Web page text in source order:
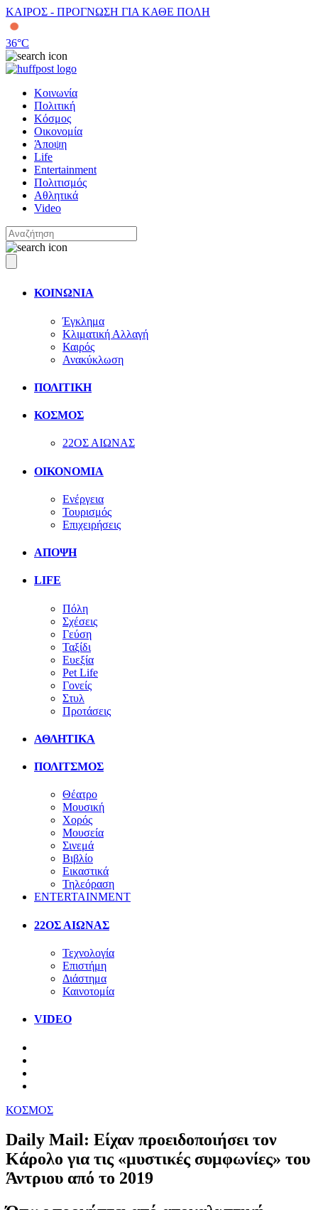
ΚΑΙΡΟΣ - ΠΡΟΓΝΩΣΗ ΓΙΑ ΚΑΘΕ ΠΟΛΗ
36°C
Κοινωνία
Πολιτική
Κόσμος
Οικονομία
Άποψη
Life
Entertainment
Πολιτισμός
Αθλητικά
Video
ΚΟΙΝΩΝΙΑ
Έγκλημα
Κλιματική Αλλαγή
Καιρός
Ανακύκλωση
ΠΟΛΙΤΙΚΗ
ΚΟΣΜΟΣ
22ΟΣ ΑΙΩΝΑΣ
ΟΙΚΟΝΟΜΙΑ
Ενέργεια
Τουρισμός
Επιχειρήσεις
ΑΠΟΨΗ
LIFE
Πόλη
Σχέσεις
Γεύση
Ταξίδι
Ευεξία
Pet Life
Γονείς
Στυλ
Προτάσεις
ΑΘΛΗΤΙΚΑ
ΠΟΛΙΤΣΜΟΣ
Θέατρο
Μουσική
Χορός
Μουσεία
Σινεμά
Βιβλίο
Εικαστικά
Τηλεόραση
ENTERTAINMENT
22ΟΣ ΑΙΩΝΑΣ
Τεχνολογία
Επιστήμη
Διάστημα
Καινοτομία
VIDEO
ΚΟΣΜΟΣ
Daily Mail: Είχαν προειδοποιήσει τον
Κάρολο για τις «μυστικές συμφωνίες» του
Άντριου από το 2019